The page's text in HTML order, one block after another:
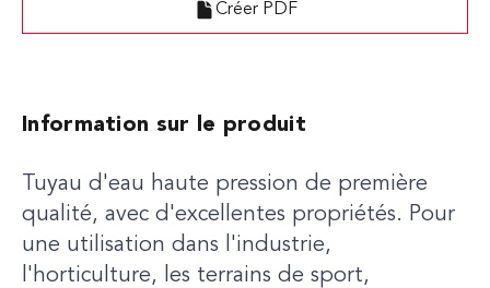
Créer PDF
Information sur le produit
Tuyau d'eau haute pression de première
qualité, avec d'excellentes propriétés. Pour
une utilisation dans l'industrie,
l'horticulture, les terrains de sport,